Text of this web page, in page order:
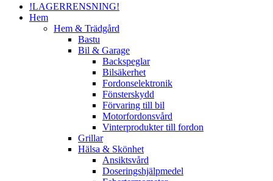
!LAGERRENSNING!
Hem
Hem & Trädgård
Bastu
Bil & Garage
Backspeglar
Bilsäkerhet
Fordonselektronik
Fönsterskydd
Förvaring till bil
Motorfordonsvård
Vinterprodukter till fordon
Grillar
Hälsa & Skönhet
Ansiktsvård
Doseringshjälpmedel